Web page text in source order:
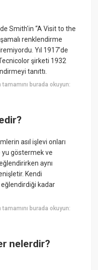
Smith'in “A Visit to the
renklendirme
Yıl 1917'de
şirketi 1932
tanıttı.
tamamını burada okuyun:
asıl işlevi onları
göstermek ve
aynı
Kendi
eğlendirdiği kadar
tamamını burada okuyun:
nelerdir?